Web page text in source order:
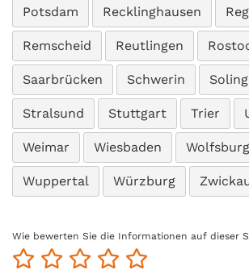
Potsdam Recklinghausen
Remscheid Reutlingen
Saarbrücken Schwerin
Stralsund Stuttgart Trier
Weimar Wiesbaden Wolfsburg
Wuppertal Würzburg
Wie bewerten Sie die Informationen auf dieser